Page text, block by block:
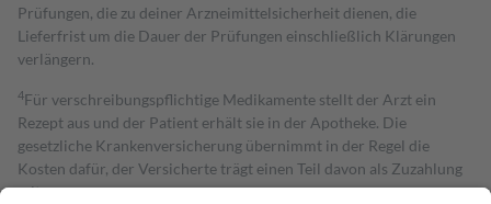
Prüfungen, die zu deiner Arzneimittelsicherheit dienen, die
Lieferfrist um die Dauer der Prüfungen einschließlich Klärungen
verlängern.
4Für verschreibungspflichtige Medikamente stellt der Arzt ein
Rezept aus und der Patient erhält sie in der Apotheke. Die
gesetzliche Krankenversicherung übernimmt in der Regel die
Kosten dafür, der Versicherte trägt einen Teil davon als Zuzahlung
mit.